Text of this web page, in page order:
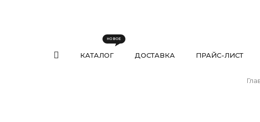
КАТАЛОГ ДОСТАВКА ПРАЙС-ЛИСТ